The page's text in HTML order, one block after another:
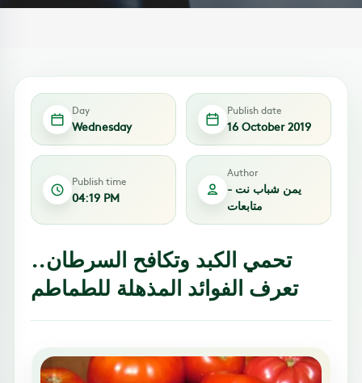
Day
Wednesday
Publish date
16 October 2019
Publish time
04:19 PM
Author
يمن شباب نت -
متابعات
تحمي الكبد وتكافح السرطان..
تعرف الفوائد المذهلة للطماطم